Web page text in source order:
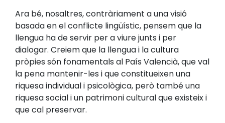
Ara bé, nosaltres, contràriament a una visió
basada en el conflicte lingüístic, pensem que la
llengua ha de servir per a viure junts i per
dialogar. Creiem que la llengua i la cultura
pròpies són fonamentals al País Valencià, que val
la pena mantenir-les i que constitueixen una
riquesa individual i psicològica, però també una
riquesa social i un patrimoni cultural que existeix i
que cal preservar.